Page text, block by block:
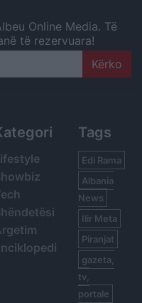
Online Media. Të
të rezervuara!
Tags
Edi Rama
Albania
News
Ilir Meta
Piranjat
gazeta,
tv,
portale